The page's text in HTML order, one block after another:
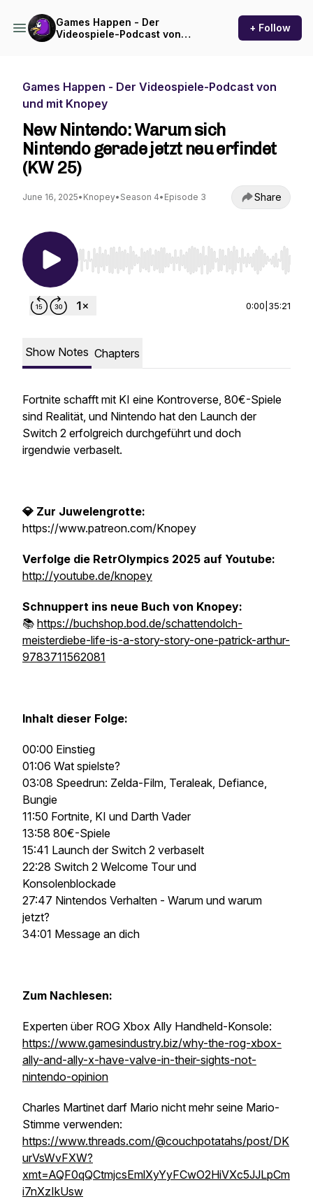
Games Happen - Der
Videospiele-Podcast von
+ Follow
Games Happen - Der Videospiele-Podcast von
und mit Knopey
New Nintendo: Warum sich
Nintendo gerade jetzt neu erfindet
(KW 25)
June 16, 2025• Knopey• Season 4• Episode 3 Share
Use Left/Right to seek, Home/End to jump to
0:00 35:21
Show Notes Chapters
Fortnite schafft mit KI eine Kontroverse, 80€-Spiele
sind Realität, und Nintendo hat den Launch der
Switch 2 erfolgreich durchgeführt und doch
irgendwie verbaselt.
💎 Zur Juwelengrotte:
https://www.patreon.com/Knopey
Verfolge die RetrOlympics 2025 auf Youtube:
http://youtube.de/knopey
Schnuppert ins neue Buch von Knopey:
📚 https://buchshop.bod.de/schattendolch-
meisterdiebe-life-is-a-story-story-one-patrick-arthur-
9783711562081
Inhalt dieser Folge:
00:00 Einstieg
01:06 Wat spielste?
03:08 Speedrun: Zelda-Film, Teraleak, Defiance,
Bungie
11:50 Fortnite, KI und Darth Vader
13:58 80€-Spiele
15:41 Launch der Switch 2 verbaselt
22:28 Switch 2 Welcome Tour und
Konsolenblockade
27:47 Nintendos Verhalten - Warum und warum
jetzt?
34:01 Message an dich
Zum Nachlesen:
Experten über ROG Xbox Ally Handheld-Konsole:
https://www.gamesindustry.biz/why-the-rog-xbox-
ally-and-ally-x-have-valve-in-their-sights-not-
nintendo-opinion
Charles Martinet darf Mario nicht mehr seine Mario-
Stimme verwenden:
https://www.threads.com/@couchpotatahs/post/DK
urVsWvFXW?
xmt=AQF0qQCtmjcsEmlXyYyFCwO2HiVXc5JJLpCm
i7nXzIkUsw